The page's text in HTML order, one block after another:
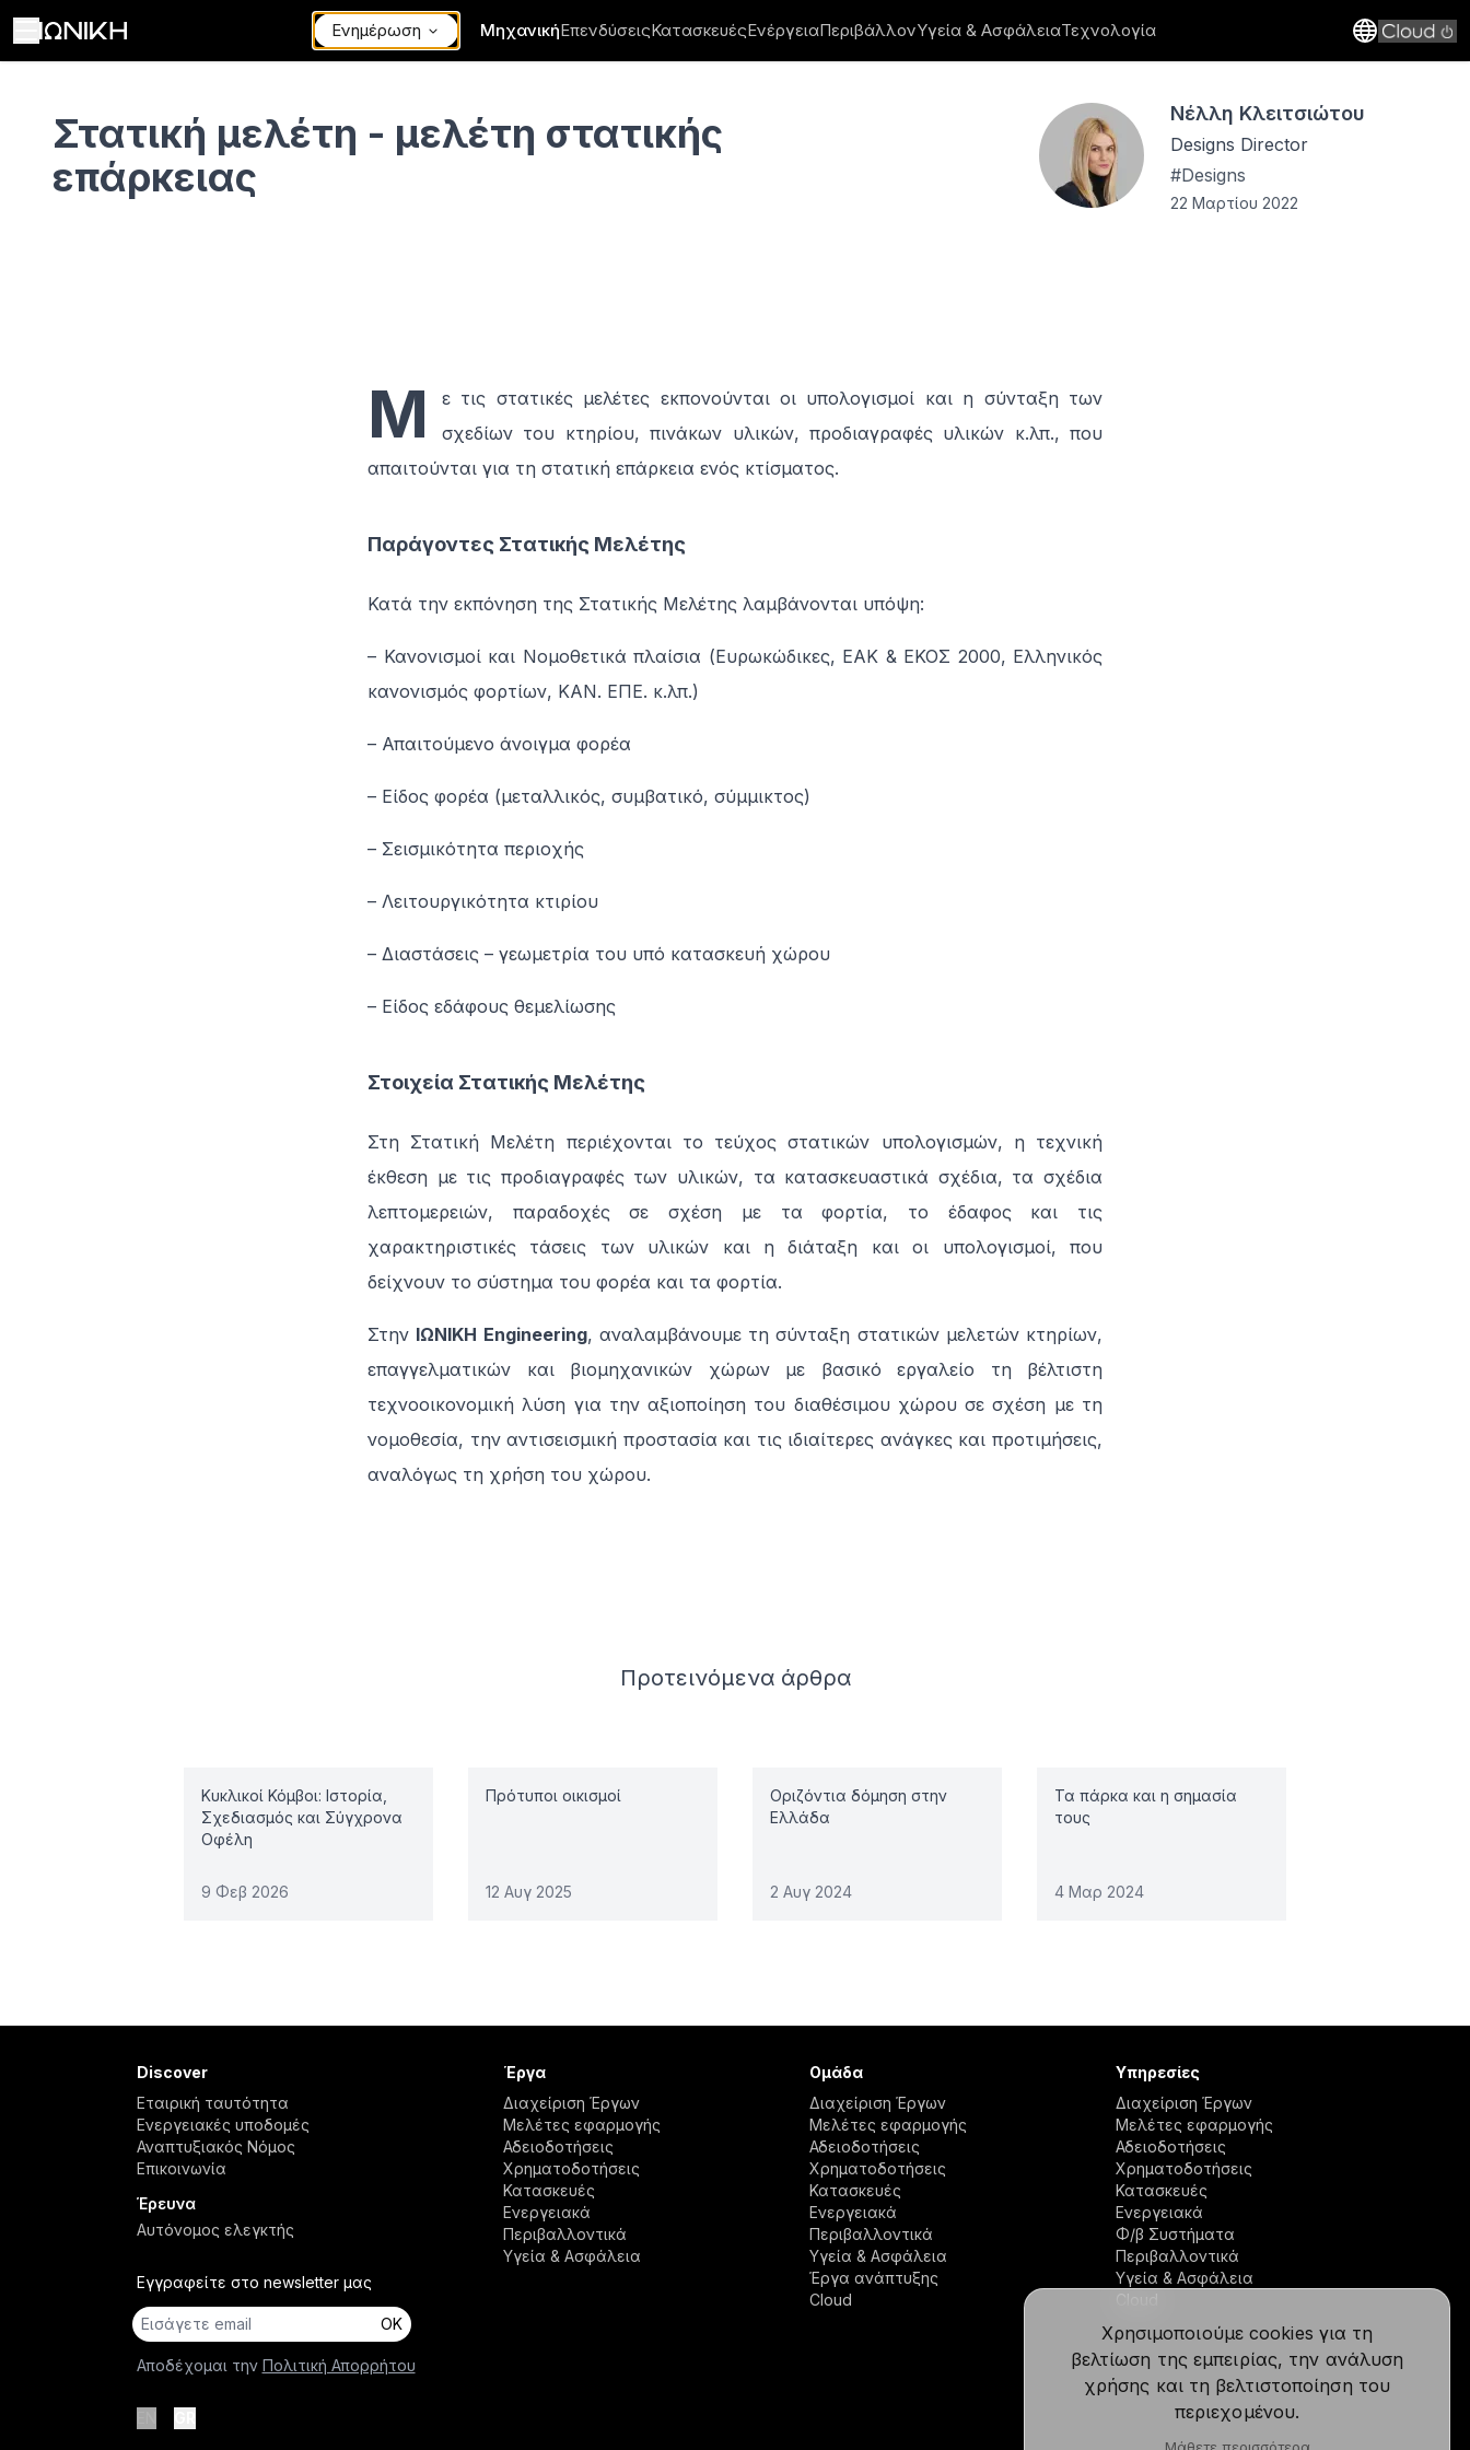
Ενημέρωση ΜηχανικήΕπενδύσειςΚατασκευέςΕνέργειαΠεριβάλλονΥγεία & ΑσφάλειαΤεχνολογία
Στατική μελέτη - μελέτη στατικής
επάρκειας
Νέλλη Κλειτσιώτου
Designs Director
#Designs
22 Μαρτίου 2022
Μ
ε τις στατικές μελέτες εκπονούνται οι υπολογισμοί και η σύνταξη των
σχεδίων του κτηρίου, πινάκων υλικών, προδιαγραφές υλικών κ.λπ., που
απαιτούνται για τη στατική επάρκεια ενός κτίσματος.
Παράγοντες Στατικής Μελέτης
Κατά την εκπόνηση της Στατικής Μελέτης λαμβάνονται υπόψη:
– Κανονισμοί και Νομοθετικά πλαίσια (Ευρωκώδικες, ΕΑΚ & ΕΚΟΣ 2000, Ελληνικός
κανονισμός φορτίων, ΚΑΝ. ΕΠΕ. κ.λπ.)
– Απαιτούμενο άνοιγμα φορέα
– Είδος φορέα (μεταλλικός, συμβατικό, σύμμικτος)
– Σεισμικότητα περιοχής
– Λειτουργικότητα κτιρίου
– Διαστάσεις – γεωμετρία του υπό κατασκευή χώρου
– Είδος εδάφους θεμελίωσης
Στοιχεία Στατικής Μελέτης
Στη Στατική Μελέτη περιέχονται το τεύχος στατικών υπολογισμών, η τεχνική
έκθεση με τις προδιαγραφές των υλικών, τα κατασκευαστικά σχέδια, τα σχέδια
λεπτομερειών, παραδοχές σε σχέση με τα φορτία, το έδαφος και τις
χαρακτηριστικές τάσεις των υλικών και η διάταξη και οι υπολογισμοί, που
δείχνουν το σύστημα του φορέα και τα φορτία.
Στην ΙΩΝΙΚΗ Engineering, αναλαμβάνουμε τη σύνταξη στατικών μελετών κτηρίων,
επαγγελματικών και βιομηχανικών χώρων με βασικό εργαλείο τη βέλτιστη
τεχνοοικονομική λύση για την αξιοποίηση του διαθέσιμου χώρου σε σχέση με τη
νομοθεσία, την αντισεισμική προστασία και τις ιδιαίτερες ανάγκες και προτιμήσεις,
αναλόγως τη χρήση του χώρου.
Προτεινόμενα άρθρα
Κυκλικοί Κόμβοι: Ιστορία,
Σχεδιασμός και Σύγχρονα
Οφέλη
9 Φεβ 2026
Πρότυποι οικισμοί
12 Αυγ 2025
Οριζόντια δόμηση στην
Ελλάδα
2 Αυγ 2024
Τα πάρκα και η σημασία
τους
4 Μαρ 2024
Χρησιμοποιούμε cookies για τη
βελτίωση της εμπειρίας, την ανάλυση
χρήσης και τη βελτιστοποίηση του
περιεχομένου.
Discover
Εταιρική ταυτότητα
Ενεργειακές υποδομές
Αναπτυξιακός Νόμος
Επικοινωνία
Έρευνα
Αυτόνομος ελεγκτής
Εγγραφείτε στο newsletter μας
OK
Αποδέχομαι την Πολιτική Απορρήτου
Έργα
Διαχείριση Έργων
Μελέτες εφαρμογής
Αδειοδοτήσεις
Χρηματοδοτήσεις
Κατασκευές
Ενεργειακά
Περιβαλλοντικά
Υγεία & Ασφάλεια
Ομάδα
Διαχείριση Έργων
Μελέτες εφαρμογής
Αδειοδοτήσεις
Χρηματοδοτήσεις
Κατασκευές
Ενεργειακά
Περιβαλλοντικά
Υγεία & Ασφάλεια
Έργα ανάπτυξης
Cloud
Υπηρεσίες
Διαχείριση Έργων
Μελέτες εφαρμογής
Αδειοδοτήσεις
Χρηματοδοτήσεις
Κατασκευές
Ενεργειακά
Φ/β Συστήματα
Περιβαλλοντικά
Υγεία & Ασφάλεια
Cloud